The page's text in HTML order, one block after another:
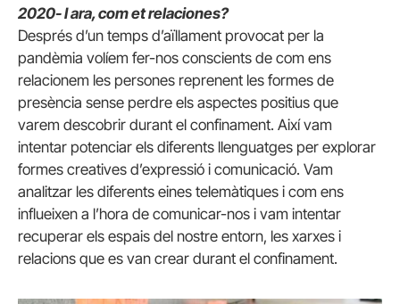
2020- I ara, com et relaciones?
Després d’un temps d’aïllament provocat per la
pandèmia volíem fer-nos conscients de com ens
relacionem les persones reprenent les formes de
presència sense perdre els aspectes positius que
varem descobrir durant el confinament. Així vam
intentar potenciar els diferents llenguatges per explorar
formes creatives d’expressió i comunicació. Vam
analitzar les diferents eines telemàtiques i com ens
influeixen a l’hora de comunicar-nos i vam intentar
recuperar els espais del nostre entorn, les xarxes i
relacions que es van crear durant el confinament.